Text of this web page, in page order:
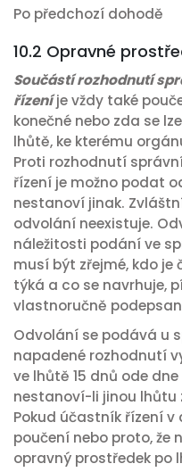
Po předchozí dohodě
10.2 Opravné
Součástí rozhodnutí
řízeníje vždy také
konečné nebo zda se
lhůtě, ke kterému
Proti rozhodnutí
řízení je možno podat
nestanoví jinak.
odvolání neexistuje.
náležitosti podání ve
musí být zřejmé, kdo je
týká a co se navrhuje,
vlastnoručně
Odvolání se podává u
napadené rozhodnutí
ve lhůtě 15 dnů ode
nestanoví-li jinou lhůtu
Pokud účastník řízení
poučení nebo proto, že
opravný prostředek po